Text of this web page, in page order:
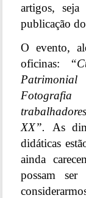
artigos, seja
publicação
O evento,
oficinas:
XX”. As
didáticas
ainda
possam ser